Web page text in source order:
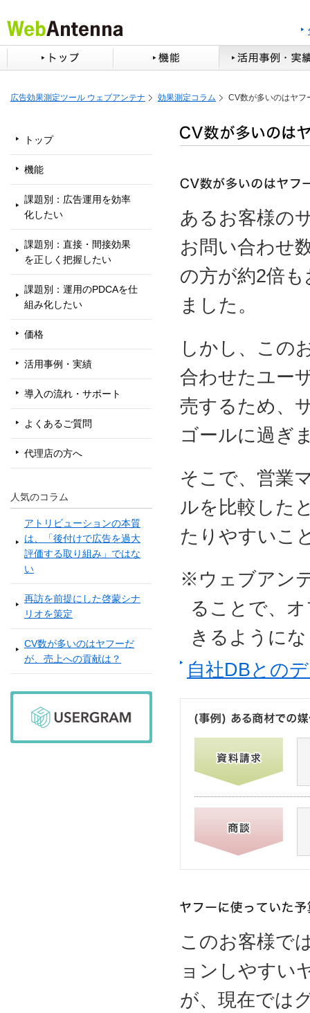
広告効果測定ツール ウェブアンテナ 効果測定コラム CV数が多いのはヤフ
トップ
機能
課題別：広告運用を効率
化したい
課題別：直接・間接効果
を正しく把握したい
課題別：運用のPDCAを仕
組み化したい
価格
活用事例・実績
導入の流れ・サポート
よくあるご質問
代理店の方へ
人気のコラム
アトリビューションの本質
は、「後付けで広告を過大
評価する取り組み」ではな
い
再訪を前提にした啓蒙シナ
リオを策定
CV数が多いのはヤフーだ
が、売上への貢献は？
あるお客様の
お問い合わせ
の方が約2倍
ました。
しかし、この
合わせたユー
売するため、
ゴールに過ぎ
そこで、営業
ルを比較した
たりやすいこ
※ウェブアン
ることで、
きるように
自社DBとの
このお客様で
ョンしやすい
が、現在では